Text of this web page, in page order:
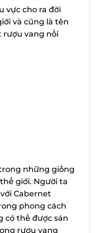
vực cho ra đời
và cũng là
rượu vang
những
toàn thế giới.
để trộn với
Merlot trong
nhưng cũng có
mình, như